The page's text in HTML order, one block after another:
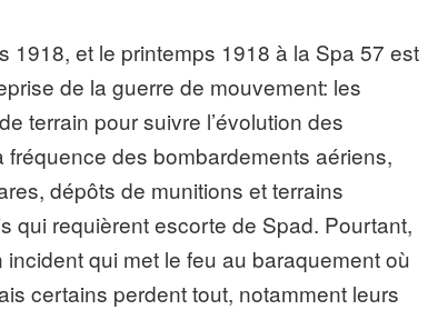
1918, et le printemps 1918 à la Spa 57 est
de la guerre de mouvement: les
terrain pour suivre l’évolution des
des bombardements aériens,
dépôts de munitions et terrains
qui requièrent escorte de Spad. Pourtant,
qui met le feu au baraquement où
certains perdent tout, notamment leurs